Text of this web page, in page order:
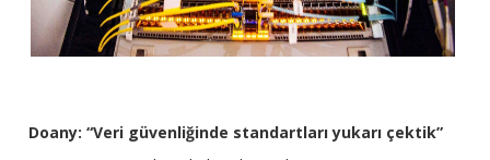
Doany: “Veri güvenliğinde standartları yukarı çektik”